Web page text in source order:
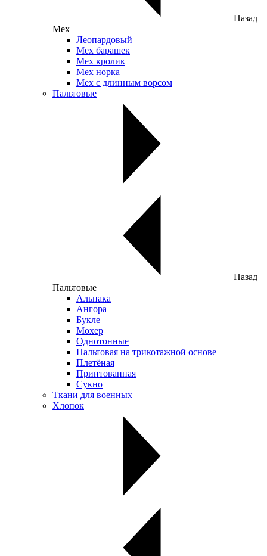
Назад
Мех
Леопардовый
Мех барашек
Мех кролик
Мех норка
Мех с длинным ворсом
Пальтовые
Назад
Пальтовые
Альпака
Ангора
Букле
Мохер
Однотонные
Пальтовая на трикотажной основе
Плетёная
Принтованная
Сукно
Ткани для военных
Хлопок